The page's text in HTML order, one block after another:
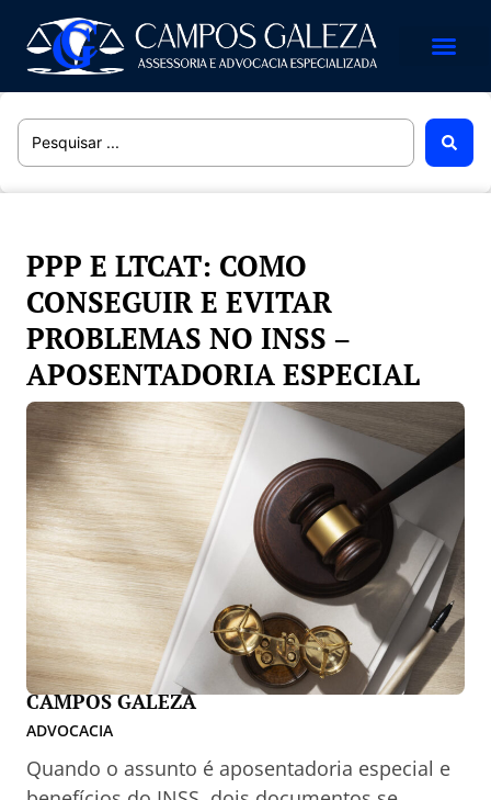
PPP E LTCAT: COMO
CONSEGUIR E EVITAR
PROBLEMAS NO INSS –
APOSENTADORIA ESPECIAL
CAMPOS GALEZA
ADVOCACIA
Quando o assunto é aposentadoria especial e